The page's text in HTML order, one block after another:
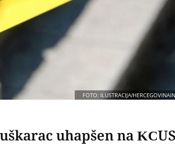
FOTO: ILUSTRACIJA/
uhapšen na KCUS